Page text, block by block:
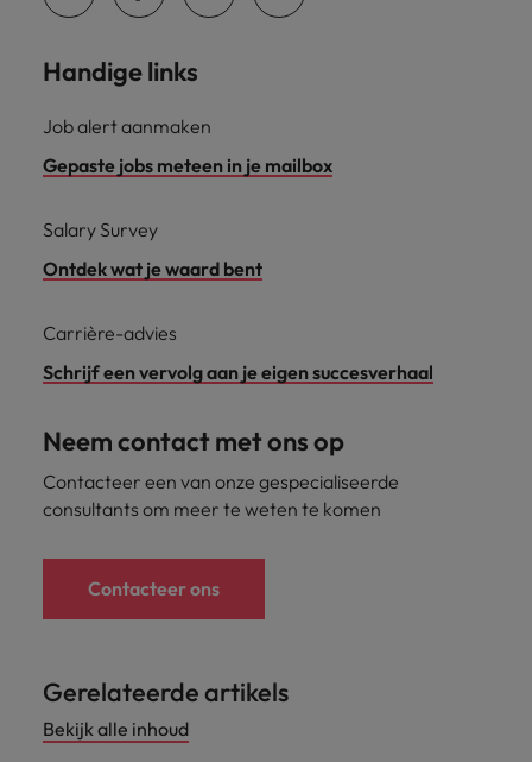
Handige links
Job alert aanmaken
Gepaste jobs meteen in je mailbox
Salary Survey
Ontdek wat je waard bent
Carrière-advies
Schrijf een vervolg aan je eigen succesverhaal
Neem contact met ons op
Contacteer een van onze gespecialiseerde
consultants om meer te weten te komen
Contacteer ons
Gerelateerde artikels
Bekijk alle inhoud